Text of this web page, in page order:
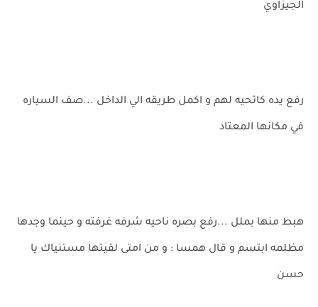
الجيزاوي
رفع يده كاتحيه لهم و اكمل طريقه الي الداخل ...صف السياره
في مكانها المعتاد
هبط منها بملل ...رفع بصره ناحيه شرفه غرفته و حينما وجدها
مظلمه ابتسم و قال همسا : و من امتى لقيتها مستنياك يا
حسن